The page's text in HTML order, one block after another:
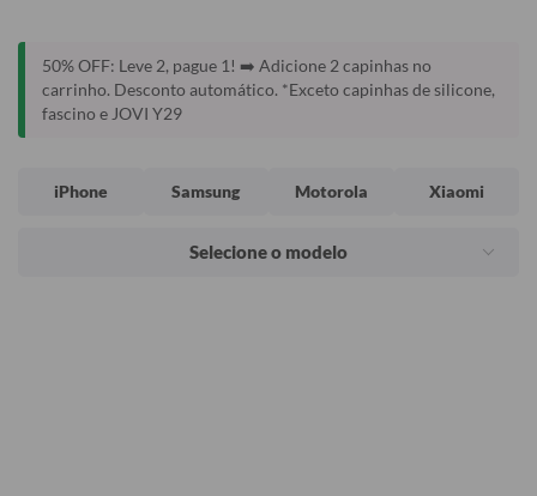
50% OFF: Leve 2, pague 1! ➡️ Adicione 2 capinhas no
carrinho. Desconto automático. *Exceto capinhas de silicone,
fascino e JOVI Y29
iPhone Samsung Motorola Xiaomi
Selecione o modelo